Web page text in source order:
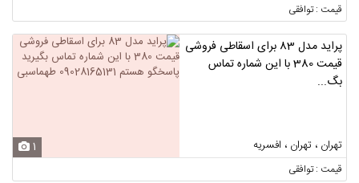
قیمت : توافقی
پراید مدل 83 برای اسقاطی فروشی
قیمت 380 با این شماره تماس
بگ...
تهران ، تهران ، افسریه 1
قیمت : توافقی